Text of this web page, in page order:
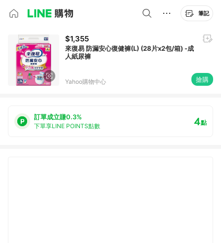
筆記
$1,355
來復易 防漏安心復健褲(L) (28片x2包/箱) -成
人紙尿褲
Yahoo購物中心 搶購
訂單成立賺0.3%
下單享LINE POINTS點數 4點